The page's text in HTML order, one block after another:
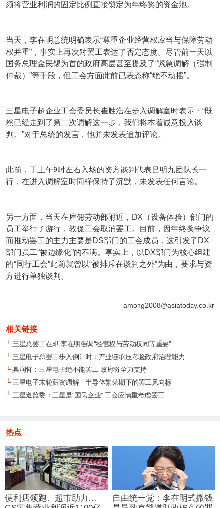
须将营业利润的固定比例直接锁定为年终奖的资金池。
当天，李在明总统明确表示“尊重企业经营权应当与保障劳动
权并重”，事实上再次对罢工表达了否定态度。尽管前一天以
国务总理金民锡为首的政府高层甚至提及了“紧急调解（强制
仲裁）”等手段，但工会方面此前已表态称“绝不动摇”。
三星电子超企业工会委员长崔胜浩在步入调解室时表示：“既
然已经走到了第二次调解这一步，我们将本着诚意投入谈
判。”对于总统的发言，他并未发表追加评论。
此前，于上午9时左右入场的资方谈判代表吕明九团队长一
行，在进入调解室时同样保持了沉默，未发表任何言论。
另一方面，当天在雇佣劳动部附近，DX（设备体验）部门的
员工举行了游行，敦促工会取消罢工。目前，因年终奖争议
而推动罢工的主力主要是DS部门的工会成员，这引发了DX
部门员工“被边缘化”的不满。事实上，以DX部门为核心组建
的“同行工会”此前就曾以“被排斥在谈判之外”为由，要求与资
方进行单独谈判。
among2008@asiatoday.co.kr
相关链接
└三星总罢工在即 李在明强调“经营权与劳动权同等重要”
└三星电子总罢工步入倒计时：产业链承压考验政府治理能力
└具润哲：三星电子绝不能罢工 政府将全力支持
└三星电子末轮薪资调解：半导体繁荣期下的罢工风向标
└三星遵监委：三星是“国民企业” 工会应慎重考虑罢工
热点
便利店领跑、超市助力…
自由统一党：李在明式撒钱